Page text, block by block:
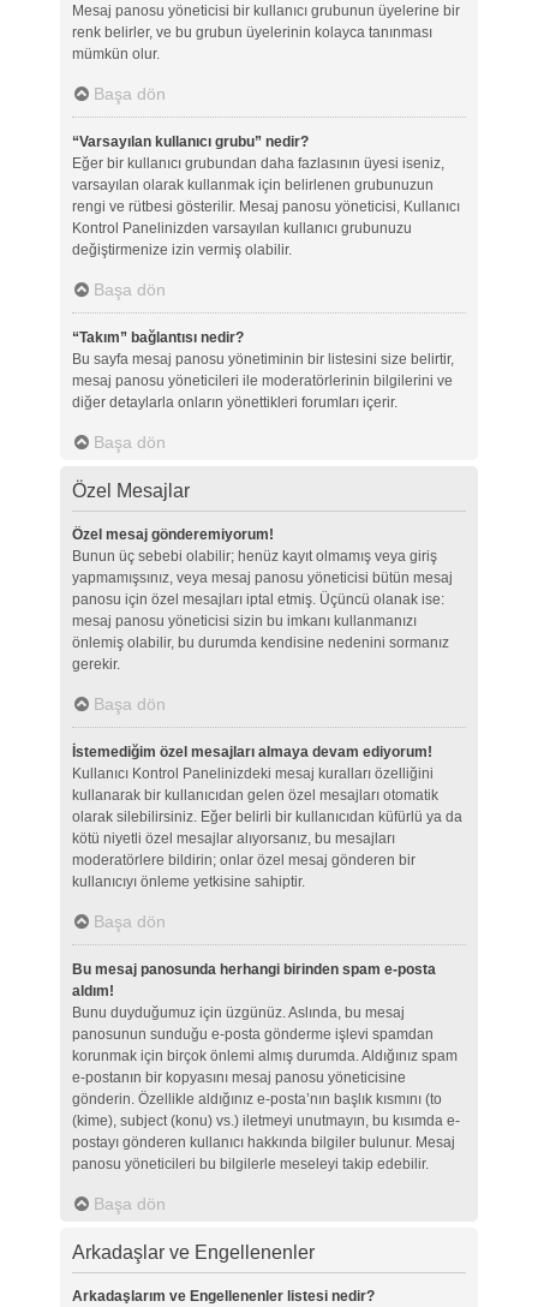
Mesaj panosu yöneticisi bir kullanıcı grubunun üyelerine bir
renk belirler, ve bu grubun üyelerinin kolayca tanınması
mümkün olur.
Başa dön
“Varsayılan kullanıcı grubu” nedir?
Eğer bir kullanıcı grubundan daha fazlasının üyesi iseniz,
varsayılan olarak kullanmak için belirlenen grubunuzun
rengi ve rütbesi gösterilir. Mesaj panosu yöneticisi, Kullanıcı
Kontrol Panelinizden varsayılan kullanıcı grubunuzu
değiştirmenize izin vermiş olabilir.
Başa dön
“Takım” bağlantısı nedir?
Bu sayfa mesaj panosu yönetiminin bir listesini size belirtir,
mesaj panosu yöneticileri ile moderatörlerinin bilgilerini ve
diğer detaylarla onların yönettikleri forumları içerir.
Başa dön
Özel Mesajlar
Özel mesaj gönderemiyorum!
Bunun üç sebebi olabilir; henüz kayıt olmamış veya giriş
yapmamışsınız, veya mesaj panosu yöneticisi bütün mesaj
panosu için özel mesajları iptal etmiş. Üçüncü olanak ise:
mesaj panosu yöneticisi sizin bu imkanı kullanmanızı
önlemiş olabilir, bu durumda kendisine nedenini sormanız
gerekir.
Başa dön
İstemediğim özel mesajları almaya devam ediyorum!
Kullanıcı Kontrol Panelinizdeki mesaj kuralları özelliğini
kullanarak bir kullanıcıdan gelen özel mesajları otomatik
olarak silebilirsiniz. Eğer belirli bir kullanıcıdan küfürlü ya da
kötü niyetli özel mesajlar alıyorsanız, bu mesajları
moderatörlere bildirin; onlar özel mesaj gönderen bir
kullanıcıyı önleme yetkisine sahiptir.
Başa dön
Bu mesaj panosunda herhangi birinden spam e-posta
aldım!
Bunu duyduğumuz için üzgünüz. Aslında, bu mesaj
panosunun sunduğu e-posta gönderme işlevi spamdan
korunmak için birçok önlemi almış durumda. Aldığınız spam
e-postanın bir kopyasını mesaj panosu yöneticisine
gönderin. Özellikle aldığınız e-posta’nın başlık kısmını (to
(kime), subject (konu) vs.) iletmeyi unutmayın, bu kısımda e-
postayı gönderen kullanıcı hakkında bilgiler bulunur. Mesaj
panosu yöneticileri bu bilgilerle meseleyi takip edebilir.
Başa dön
Arkadaşlar ve Engellenenler
Arkadaşlarım ve Engellenenler listesi nedir?